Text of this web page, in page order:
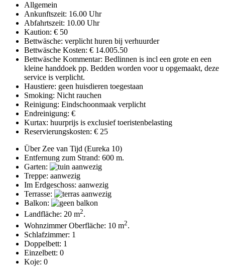
Allgemein
Ankunftszeit: 16.00 Uhr
Abfahrtszeit: 10.00 Uhr
Kaution: € 50
Bettwäsche: verplicht huren bij verhuurder
Bettwäsche Kosten: € 14.005.50
Bettwäsche Kommentar: Bedlinnen is incl een grote en een
kleine handdoek pp. Bedden worden voor u opgemaakt, deze
service is verplicht.
Haustiere: geen huisdieren toegestaan
Smoking: Nicht rauchen
Reinigung: Eindschoonmaak verplicht
Endreinigung: €
Kurtax: huurprijs is exclusief toeristenbelasting
Reservierungskosten: € 25
Über Zee van Tijd (Eureka 10)
Entfernung zum Strand: 600 m.
Garten:
Treppe: aanwezig
Im Erdgeschoss: aanwezig
Terrasse:
Balkon:
Landfläche: 20 m2.
Wohnzimmer Oberfläche: 10 m2.
Schlafzimmer: 1
Doppelbett: 1
Einzelbett: 0
Koje: 0